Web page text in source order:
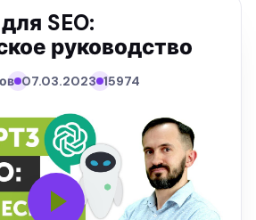
SEO:
руководство
07.03.2023 15974